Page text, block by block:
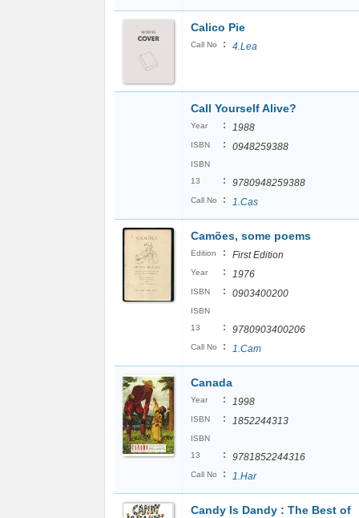
Calico Pie
Call No : 4.Lea
Call Yourself Alive?
Year : 1988
ISBN : 0948259388
ISBN
13
: 9780948259388
Call No : 1.Cas
Camões, some poems
Edition : First Edition
Year : 1976
ISBN : 0903400200
ISBN
13
: 9780903400206
Call No : 1.Cam
Canada
Year : 1998
ISBN : 1852244313
ISBN
13
: 9781852244316
Call No : 1.Har
Candy Is Dandy : The Best of